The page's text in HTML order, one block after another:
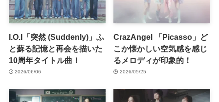
I.O.I「突然 (Suddenly)」ふ
と蘇る記憶と再会を描いた
10周年タイトル曲！
2026/06/06
CrazAngel 「Picasso」ど
こか懐かしい空気感を感じ
るメロディが印象的！
2026/05/25